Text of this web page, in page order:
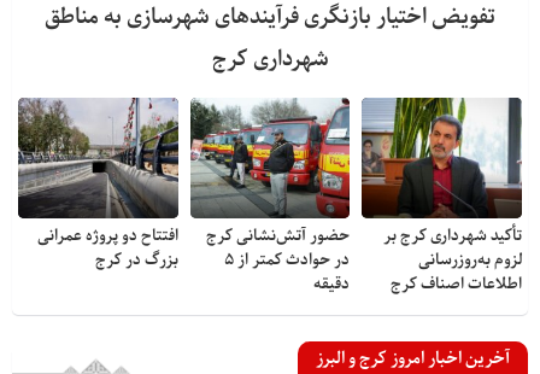
تفویض اختیار بازنگری فرآیندهای شهرسازی به مناطق
شهرداری کرج
تأکید شهرداری کرج بر
لزوم به‌روزرسانی
اطلاعات اصناف کرج
حضور آتش‌نشانی کرج
در حوادث کمتر از ۵
دقیقه
افتتاح دو پروژه عمرانی
بزرگ در کرج
آخرین اخبار امروز کرج و البرز